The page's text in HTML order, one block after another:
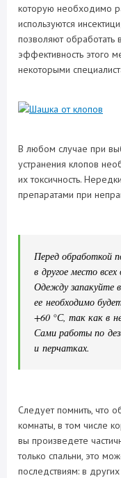
которую необходимо
используются
позволяют обработать
эффективность этого
некоторыми
В любом случае при
устранения клопов
их токсичность.
препаратами при
Перед обработкой
в другое место
Одежду запакуйте
ее необходимо
+60 °С, так как в
Сами работы по
и перчатках.
Следует помнить, что
комнаты, в том числе
вы произведете
только спальни, это
последствиям: в